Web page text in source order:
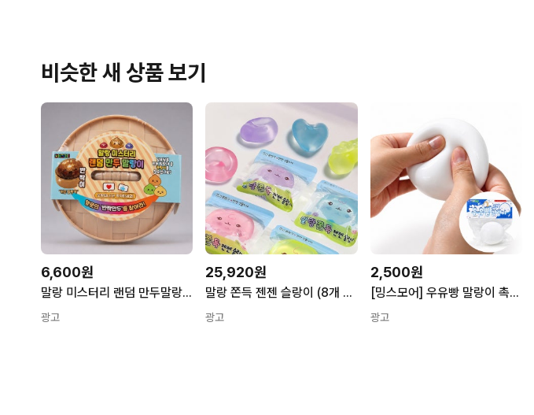
비슷한 새 상품 보기
6,600원
말랑 미스터리 랜덤 만두말랑이
광고
25,920원
말랑 쫀득 젠젠 슬랑이 (8개 1세트)
광고
2,500원
[밍스모어] 우유빵 말랑이 촉촉 쫀득 말랑 촉감 장난감 스트레스볼 14세 이상
광고